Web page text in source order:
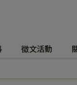
徵文活動